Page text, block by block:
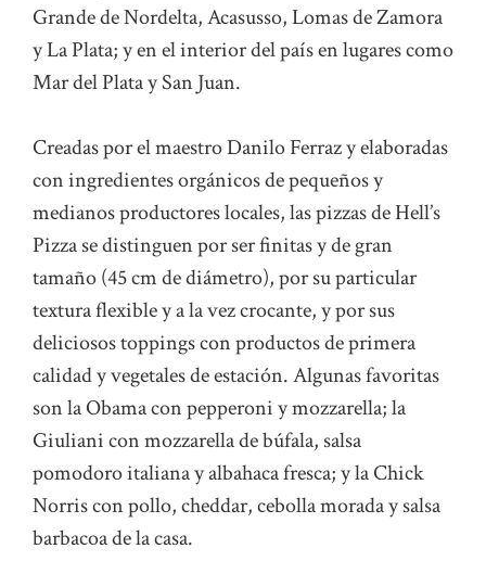
Grande de Nordelta, Acasusso, Lomas de Zamora
y La Plata; y en el interior del país en lugares como
Mar del Plata y San Juan.
Creadas por el maestro Danilo Ferraz y elaboradas
con ingredientes orgánicos de pequeños y
medianos productores locales, las pizzas de Hell’s
Pizza se distinguen por ser finitas y de gran
tamaño (45 cm de diámetro), por su particular
textura flexible y a la vez crocante, y por sus
deliciosos toppings con productos de primera
calidad y vegetales de estación. Algunas favoritas
son la Obama con pepperoni y mozzarella; la
Giuliani con mozzarella de búfala, salsa
pomodoro italiana y albahaca fresca; y la Chick
Norris con pollo, cheddar, cebolla morada y salsa
barbacoa de la casa.